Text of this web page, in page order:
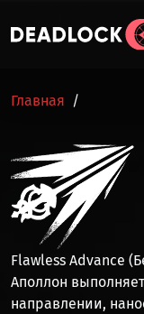
СТРОКА
Главная
Flawless Advance
Аполлон
направлении,